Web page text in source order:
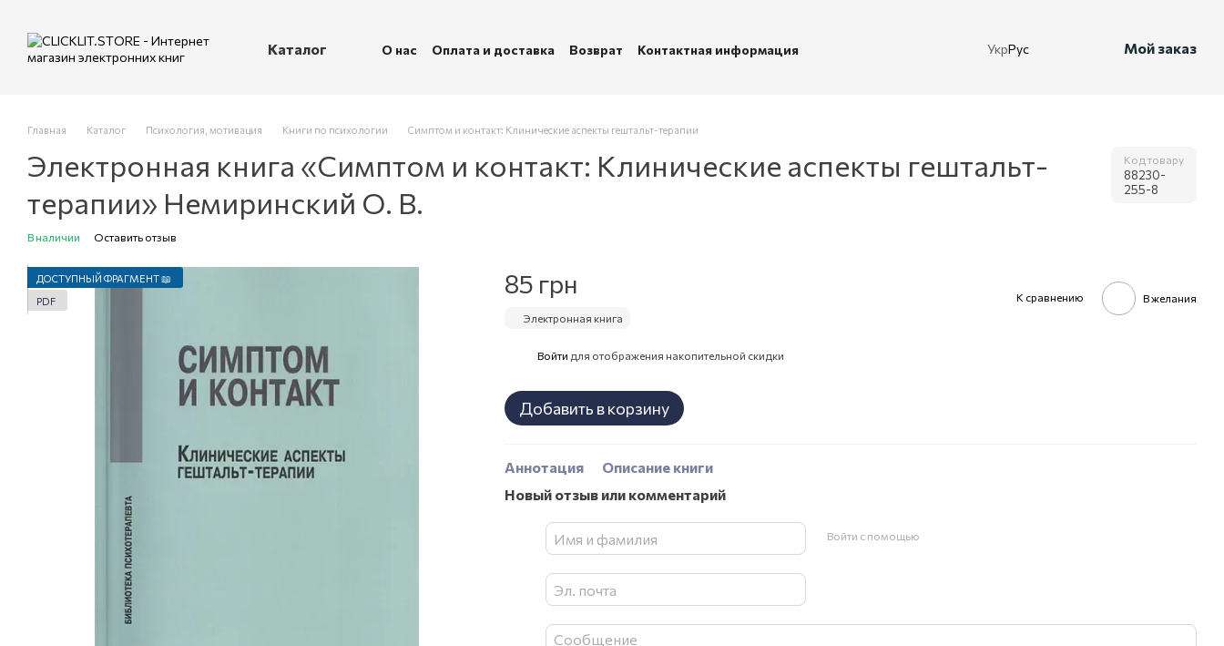
Каталог О нас Оплата и доставка Возврат
Контактная информация
УкрРус Мой заказ
Главная Каталог Психология, мотивация Книги по психологии Симптом и контакт: Клинические аспекты гештальт-терапии
Электронная книга «Симптом и контакт: Клинические аспекты гештальт-
терапии» Немиринский О. В.
Код товару
88230-
255-8
В наличии Оставить отзыв
ДОСТУПНЫЙ ФРАГМЕНТ 📖
PDF
85 грн
Электронная книга
К сравнению В желания
Войти для отображения накопительной скидки
Добавить в корзину
Аннотация
Описание книги
Новый отзыв или комментарий
Войти с помощью